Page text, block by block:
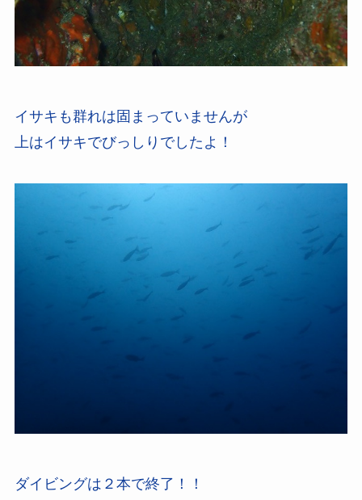
イサキも群れは固まっていませんが
上はイサキでびっしりでしたよ！
ダイビングは２本で終了！！